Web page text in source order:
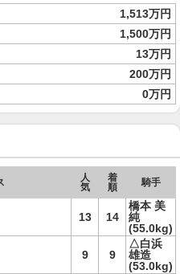
1,513万円
1,500万円
13万円
200万円
0万円
人
気
着
順
騎手
13 14
橋本 美
純
(55.0kg)
9 9
△白浜
雄造
(53.0kg)